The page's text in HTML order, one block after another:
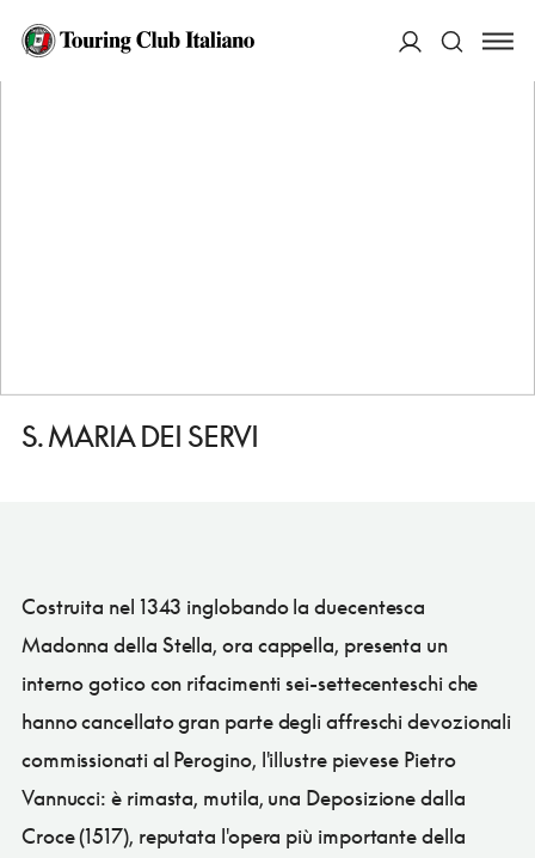
HOME
S. MARIA DEI SERVI
Costruita nel 1343 inglobando la duecentesca
Madonna della Stella, ora cappella, presenta un
interno gotico con rifacimenti sei-settecenteschi che
hanno cancellato gran parte degli affreschi devozionali
commissionati al Perogino, l'illustre pievese Pietro
Vannucci: è rimasta, mutila, una Deposizione dalla
Croce (1517), reputata l'opera più importante della